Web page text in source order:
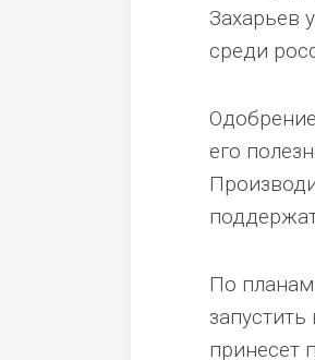
Захарьев
среди
его
По планам
принесет